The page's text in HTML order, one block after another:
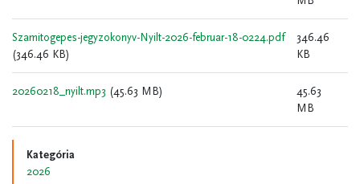
Szamitogepes-jegyzokonyv-Nyilt-2026-februar-18-0224.pdf
(346.46 KB)
346.46
KB
20260218_nyilt.mp3 (45.63 MB)
45.63
MB
Kategória
2026